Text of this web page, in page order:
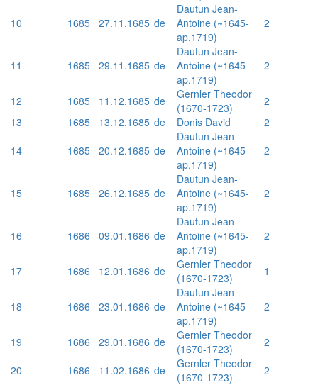
10 1685 27.11.1685 de
Dautun Jean-
Antoine (~1645-
ap.1719)
2
11 1685 29.11.1685 de
Dautun Jean-
Antoine (~1645-
ap.1719)
2
12 1685 11.12.1685 de
Gernler Theodor
(1670-1723)
2
13
1685 13.12.1685 de Donis David
2
14
1685 20.12.1685 de
Dautun Jean-
Antoine (~1645-
ap.1719)
2
15 1685 26.12.1685 de
Dautun Jean-
Antoine (~1645-
ap.1719)
2
16 1686 09.01.1686 de
Dautun Jean-
Antoine (~1645-
ap.1719)
2
17 1686 12.01.1686 de
Gernler Theodor
(1670-1723)
1
18 1686 23.01.1686 de
Dautun Jean-
Antoine (~1645-
ap.1719)
2
19 1686 29.01.1686 de
Gernler Theodor
(1670-1723)
2
20
1686 11.02.1686 de
Gernler Theodor
(1670-1723)
2